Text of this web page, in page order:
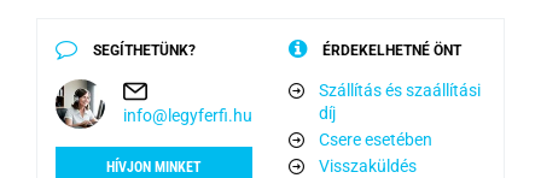
SEGÍTHETÜNK?
info@legyferfi.hu
HÍVJON MINKET
ÉRDEKELHETNÉ ÖNT
Szállítás és szaállítási
díj
Csere esetében
Visszaküldés